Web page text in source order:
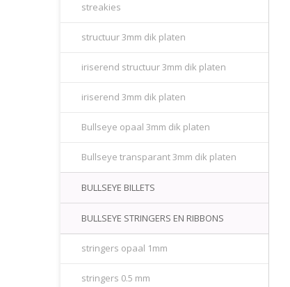
streakies
structuur 3mm dik platen
iriserend structuur 3mm dik platen
iriserend 3mm dik platen
Bullseye opaal 3mm dik platen
Bullseye transparant 3mm dik platen
BULLSEYE BILLETS
BULLSEYE STRINGERS EN RIBBONS
stringers opaal 1mm
stringers 0.5 mm